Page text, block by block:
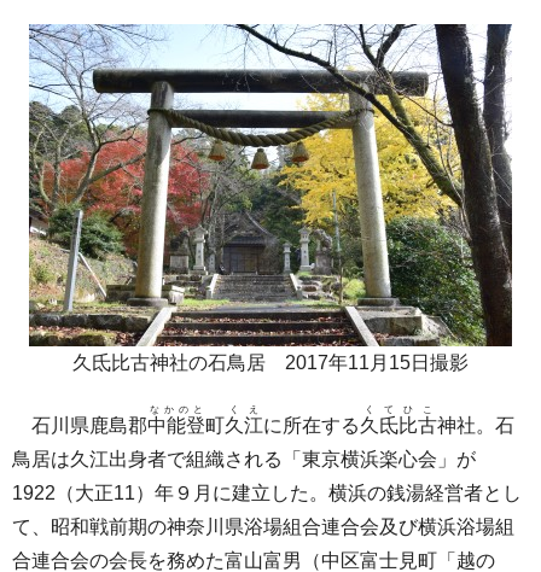
久氐比古神社の石鳥居 2017年11月15日撮影
石川県鹿島郡中能登
なかのと
町久江
くえ
に所在する久氐比古
くてひこ
神社。石
鳥居は久江出身者で組織される「東京横浜楽心会」が
1922（大正11）年９月に建立した。横浜の銭湯経営者とし
て、昭和戦前期の神奈川県浴場組合連合会及び横浜浴場組
合連合会の会長を務めた富山富男（中区富士見町「越の